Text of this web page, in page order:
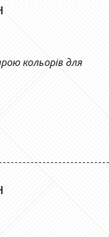
кольорів для